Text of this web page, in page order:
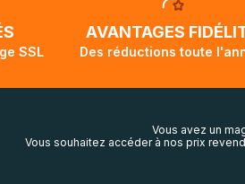
soit pas modifié. Ce dernier
SSL
AVANTAGES
Des réductions toute
Vous avez un
Vous souhaitez accéder à nos prix